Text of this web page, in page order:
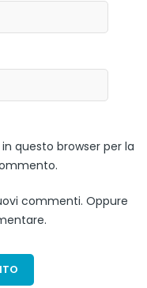
questo browser per la
commenti. Oppure